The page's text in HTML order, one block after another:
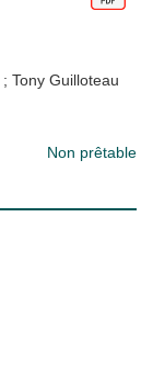
; Tony Guilloteau
Non prêtable